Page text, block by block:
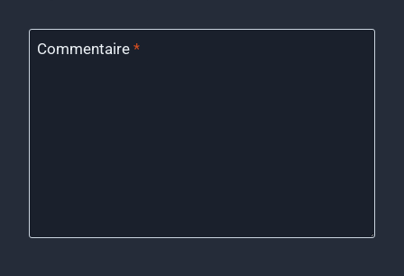
Commentaire *